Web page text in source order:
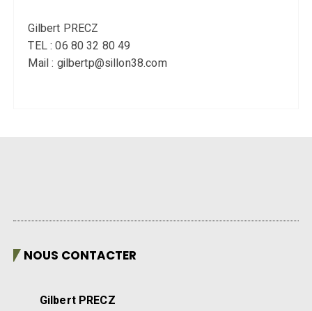
Gilbert PRECZ
TEL : 06 80 32 80 49
Mail : gilbertp@sillon38.com
NOUS CONTACTER
Gilbert PRECZ